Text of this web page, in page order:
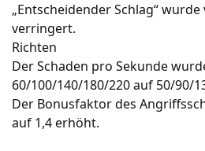
„Entscheidender Schlag“ wurde
verringert.
Richten
Der Schaden pro Sekunde
60/100/140/180/220 auf 50/90/
Der Bonusfaktor des
auf 1,4 erhöht.